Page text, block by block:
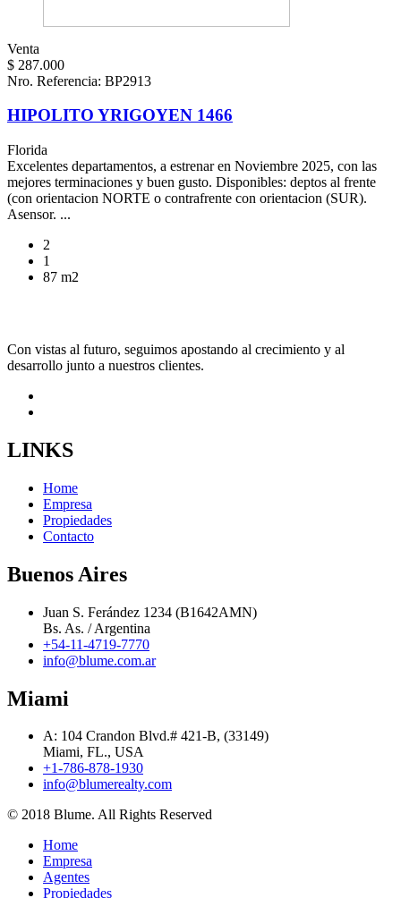
Venta
$ 287.000
Nro. Referencia: BP2913
HIPOLITO YRIGOYEN 1466
Florida
Excelentes departamentos, a estrenar en Noviembre 2025, con las
mejores terminaciones y buen gusto. Disponibles: deptos al frente
(con orientacion NORTE o contrafrente con orientacion (SUR).
Asensor. ...
2
1
87 m2
Con vistas al futuro, seguimos apostando al crecimiento y al
desarrollo junto a nuestros clientes.
LINKS
Home
Empresa
Propiedades
Contacto
Buenos Aires
Juan S. Ferández 1234 (B1642AMN)
Bs. As. / Argentina
+54-11-4719-7770
info@blume.com.ar
Miami
A: 104 Crandon Blvd.# 421-B, (33149)
Miami, FL., USA
+1-786-878-1930
info@blumerealty.com
© 2018 Blume. All Rights Reserved
Home
Empresa
Agentes
Propiedades